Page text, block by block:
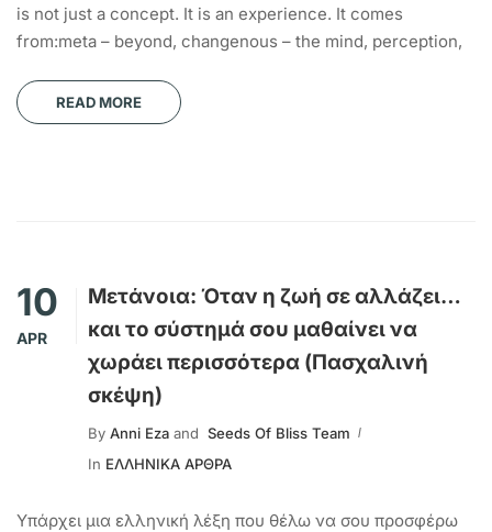
is not just a concept. It is an experience. It comes
from:meta – beyond, changenous – the mind, perception,
READ MORE
10
APR
Μετάνοια: Όταν η ζωή σε αλλάζει…
και το σύστημά σου μαθαίνει να
χωράει περισσότερα (Πασχαλινή
σκέψη)
By Anni Eza and Seeds Of Bliss Team
In ΕΛΛΗΝΙΚΑ ΑΡΘΡΑ
Υπάρχει μια ελληνική λέξη που θέλω να σου προσφέρω